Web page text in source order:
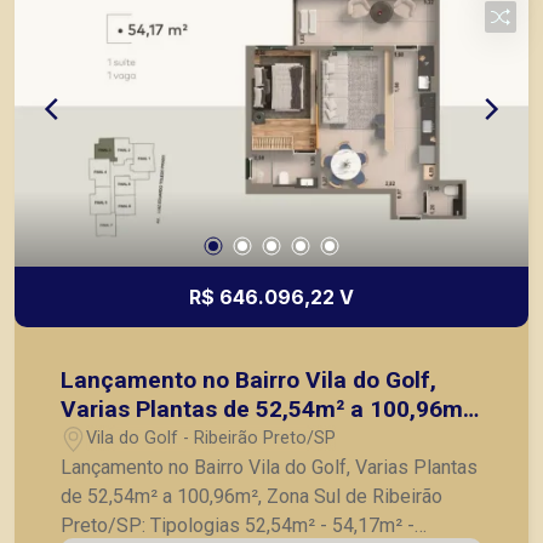
R$ 646.096,22 V
Lançamento no Bairro Vila do Golf,
Varias Plantas de 52,54m² a 100,96m²,
Zona Sul de Ribeirão Preto/SP:
Vila do Golf - Ribeirão Preto/SP
Lançamento no Bairro Vila do Golf, Varias Plantas
de 52,54m² a 100,96m², Zona Sul de Ribeirão
Preto/SP: Tipologias 52,54m² - 54,17m² -